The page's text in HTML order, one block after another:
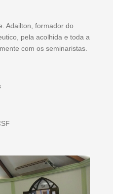
Adailton, formador do
pela acolhida e toda a
com os seminaristas.